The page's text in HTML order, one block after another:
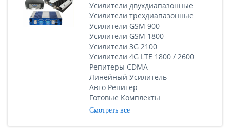
Усилители двухдиапазонные
Усилители трехдиапазонные
Усилители GSM 900
Усилители GSM 1800
Усилители 3G 2100
Усилители 4G LTE 1800 / 2600
Репитеры CDMA
Линейный Усилитель
Авто Репитер
Готовые Комплекты
Смотреть все